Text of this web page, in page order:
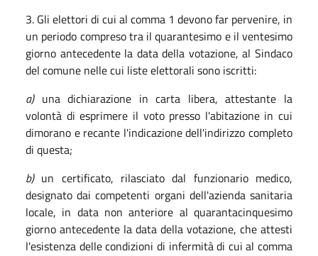
3. Gli elettori di cui al comma 1 devono far pervenire, in
un periodo compreso tra il quarantesimo e il ventesimo
giorno antecedente la data della votazione, al Sindaco
del comune nelle cui liste elettorali sono iscritti:
a) una dichiarazione in carta libera, attestante la
volontà di esprimere il voto presso l'abitazione in cui
dimorano e recante l'indicazione dell'indirizzo completo
di questa;
b) un certificato, rilasciato dal funzionario medico,
designato dai competenti organi dell'azienda sanitaria
locale, in data non anteriore al quarantacinquesimo
giorno antecedente la data della votazione, che attesti
l'esistenza delle condizioni di infermità di cui al comma